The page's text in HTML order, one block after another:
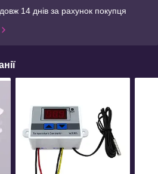
14 днів за рахунок покупця